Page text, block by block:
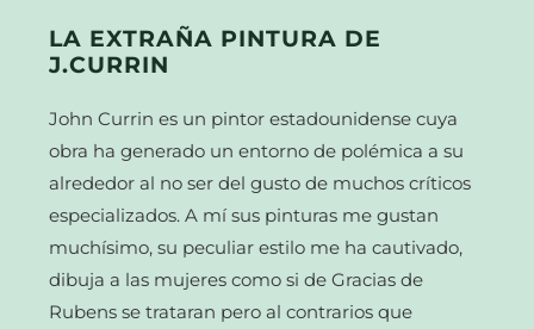
LA EXTRAÑA PINTURA DE
J.CURRIN
John Currin es un pintor estadounidense cuya
obra ha generado un entorno de polémica a su
alrededor al no ser del gusto de muchos críticos
especializados. A mí sus pinturas me gustan
muchísimo, su peculiar estilo me ha cautivado,
dibuja a las mujeres como si de Gracias de
Rubens se trataran pero al contrarios que